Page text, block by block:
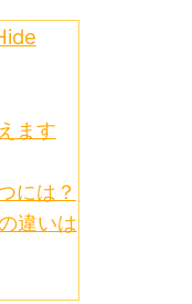
ます
には？
違いは